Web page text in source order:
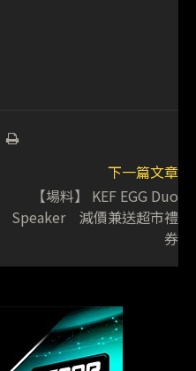
下一篇文章
【場料】 KEF EGG Duo
Speaker 減價兼送超市禮
券